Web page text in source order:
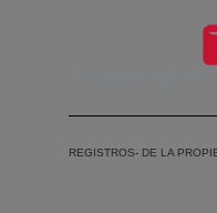
Saltar al contenido
REGISTROS DE LA